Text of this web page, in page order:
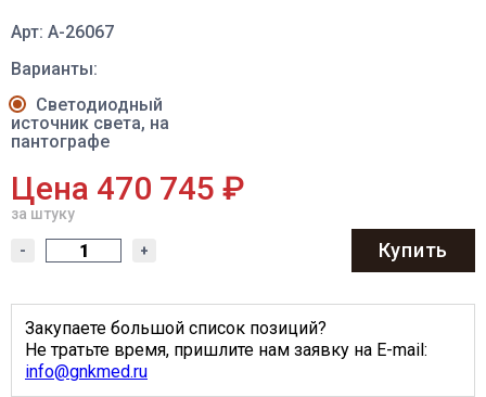
Арт: A-26067
Варианты:
Светодиодный
источник света, на
пантографе
Цена 470 745 ₽
за штуку
- + Купить
Закупаете большой список позиций?
Не тратьте время, пришлите нам заявку на E-mail:
info@gnkmed.ru